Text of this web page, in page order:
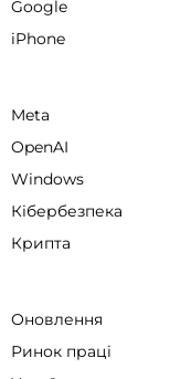
Google
iPhone
Meta
OpenAI
Windows
Кібербезпека
Крипта
Оновлення
Ринок праці